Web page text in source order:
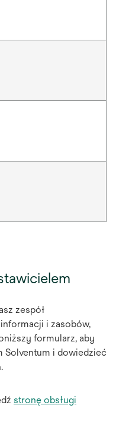
zespół
i zasobów,
formularz, aby
Solventum i dowiedzieć
stronę obsługi